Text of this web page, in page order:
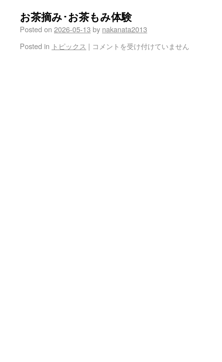
お茶摘み･お茶もみ体験
Posted on 2026-05-13 by nakanata2013
Posted in トピックス | コメントを受け付けていません